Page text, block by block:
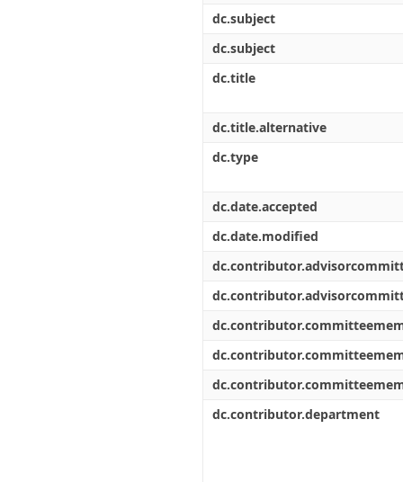
dc.subject
dc.subject
dc.title
dc.title.alternative
dc.type
dc.date.accepted
dc.date.modified
dc.contributor.department